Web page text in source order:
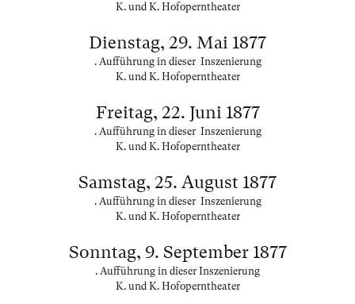
K. und K. Hofoperntheater
Dienstag, 29. Mai 1877
. Aufführung in dieser Inszenierung
K. und K. Hofoperntheater
Freitag, 22. Juni 1877
. Aufführung in dieser Inszenierung
K. und K. Hofoperntheater
Samstag, 25. August 1877
. Aufführung in dieser Inszenierung
K. und K. Hofoperntheater
Sonntag, 9. September 1877
. Aufführung in dieser Inszenierung
K. und K. Hofoperntheater